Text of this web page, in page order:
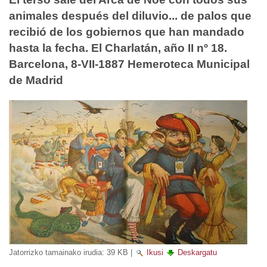
animales después del diluvio... de palos que
recibió de los gobiernos que han mandado
hasta la fecha. El Charlatán, año II nº 18.
Barcelona, 8-VII-1887 Hemeroteca Municipal
de Madrid
Jatorrizko tamainako irudia: 39 KB | Ikusi Deskargatu